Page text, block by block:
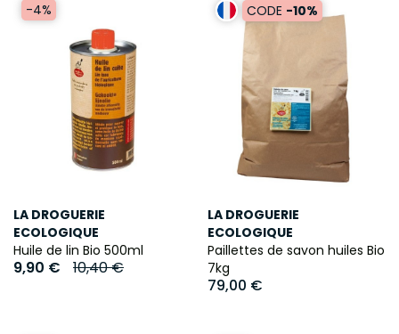
-4%
LA DROGUERIE
ECOLOGIQUE
Huile de lin Bio 500ml
9,90 € 10,40 €
CODE -10%
LA DROGUERIE
ECOLOGIQUE
Paillettes de savon huiles Bio
7kg
79,00 €